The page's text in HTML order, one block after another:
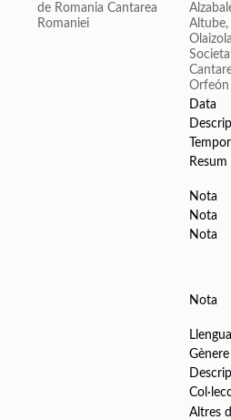
Altube,
Orfeón
Data
Resum
Nota
Nota
Nota
Nota
Gènere
Altres